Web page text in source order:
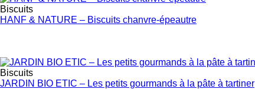
Biscuits
HANF & NATURE – Biscuits chanvre-épeautre
Biscuits
JARDIN BIO ETIC – Les petits gourmands à la pâte à tartiner